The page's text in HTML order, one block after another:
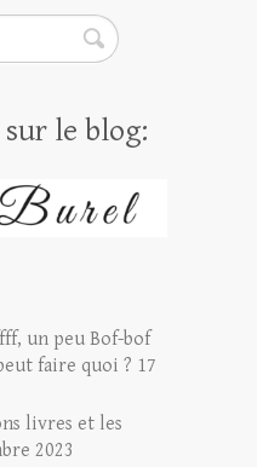
le blog:
un peu Bof-bof
faire quoi ? 17
livres et les
2023